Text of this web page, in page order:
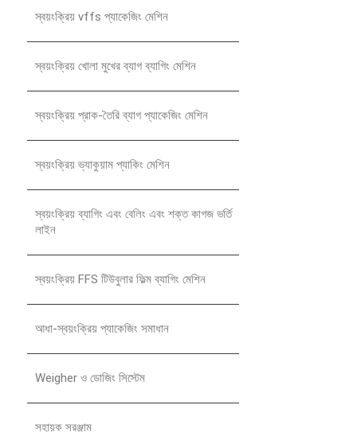
স্বয়ংক্রিয় vffs প্যাকেজিং মেশিন
স্বয়ংক্রিয় খোলা মুখের ব্যাগ ব্যাগিং মেশিন
স্বয়ংক্রিয় প্রাক-তৈরি ব্যাগ প্যাকেজিং মেশিন
স্বয়ংক্রিয় ভ্যাকুয়াম প্যাকিং মেশিন
স্বয়ংক্রিয় ব্যাগিং এবং বেলিং এবং শক্ত কাগজ ভর্তি
লাইন
স্বয়ংক্রিয় FFS টিউবুলার ফিল্ম ব্যাগিং মেশিন
আধা-স্বয়ংক্রিয় প্যাকেজিং সমাধান
Weigher ও ডোজিং সিস্টেম
সহায়ক সরঞ্জাম